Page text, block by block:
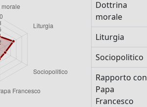
Dottrina
morale
Liturgia
Sociopolitico
Rapporto con
Papa
Francesco